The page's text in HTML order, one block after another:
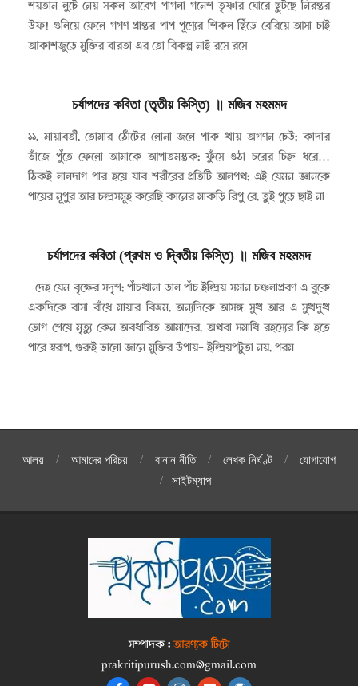
শয়তান লুটে নেয় সকল আবেগ পাগলা গনেশ তৃষ্ণার ঘোরে ছুটছে নিরন্তর
উফ! গুলিয়ে ফেলে গগণ প্রান্তর পাপ পূণ্যের শিকল ছিঁড়ে বেরিয়ে আসা চাই
আকাশজুড়ে মুক্তির বারতা এর তো বিকল্প নাই রসে রসে
চর্যাপদের কবিতা (তৃতীয় কিস্তি) ॥ মজিব মহমমদ
১১. মায়াবতী, তোমার ঠোঁটের লোনা জলে পাক খায় অগণন ঢেউ; কাদার
ভাঁজে পুঁতে ফেলো আমাকে আপাতমস্তক; ফুঁসে ওঠা চরের চিহ্ন ধরে…
ঠিকই লালদাগ পার হয়ে যাব শরীরের প্রতিটি আলপথ; এই যেমন জ্ঞানকে
পায়ের নূপুর আর চন্দ্রসমূহ করেছি কানের মাকড়ি রিপু রে, তুই পুড়ে ছাই না
চর্যাপদের কবিতা (প্রথম ও দ্বিতীয় কিস্তি) ॥ মজিব মহমমদ
দেহ যেন বৃক্ষের সদৃশ; পাঁচখানা ডাল পাঁচ ইন্দ্রিয় সমান চঞ্চলাপ্রবণ এ বুকে
একদিকে বাসা বাঁধে মায়ার বিভ্রম, অন্যদিকে আসঙ্গ সুখ আর এ সুখদুখ
ভোগ শেষে মৃত্যু কেন অবধারিত আমাদের, অথবা সমাধি রহস্যের কি হতে
পারে স্বরূপ, গুরুই ভালো জানে মুক্তির উপায়- ইন্দ্রিয়পটুতা নয়, পরম
আলয় আমাদের পরিচয় বানান নীতি লেখক নির্ঘণ্ট
যোগাযোগ
সাইটম্যাপ
সম্পাদক :আরণ্যক টিটো
prakritipurush.com@gmail.com